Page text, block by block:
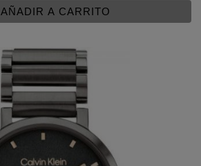
AÑADIR A CARRITO